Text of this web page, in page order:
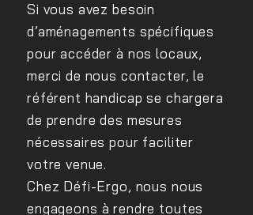
Si vous avez besoin
d’aménagements spécifiques
pour accéder à nos locaux,
merci de nous contacter, le
référent handicap se chargera
de prendre des mesures
nécessaires pour faciliter
votre venue.
Chez Défi-Ergo, nous nous
engageons à rendre toutes